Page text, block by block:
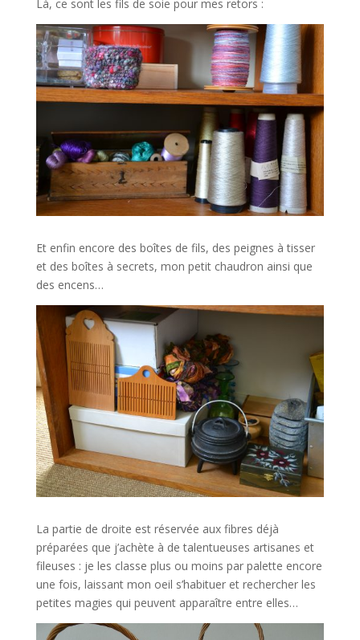
Là, ce sont les fils de soie pour mes retors :
Et enfin encore des boîtes de fils, des peignes à tisser
et des boîtes à secrets, mon petit chaudron ainsi que
des encens…
La partie de droite est réservée aux fibres déjà
préparées que j’achète à de talentueuses artisanes et
fileuses : je les classe plus ou moins par palette encore
une fois, laissant mon oeil s’habituer et rechercher les
petites magies qui peuvent apparaître entre elles…